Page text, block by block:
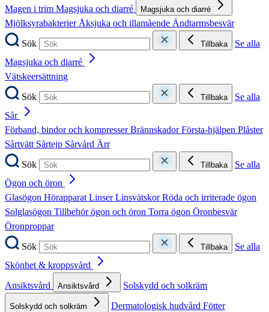
Magen i trim Magsjuka och diarré Magsjuka och diarré
MjölksyrabakterierÅksjuka och illamående Ändtarmsbesvär
Sök
Tillbaka
Se alla
Magsjuka och diarré
Vätskeersättning
Sök
Tillbaka
Se alla
Sår
Förband, bindor och kompresserBrännskadorFörsta-hjälpen Plåster
Sårtvätt Sårtejp Sårvård Ärr
Sök
Tillbaka
Se alla
Ögon och öron
Glasögon HörapparatLinserLinsvätskorRöda och irriterade ögon
Solglasögon Tillbehör ögon och öron Torra ögon Öronbesvär
Öronproppar
Sök
Tillbaka
Se alla
Skönhet & kroppsvård
Ansiktsvård
Ansiktsvård Solskydd och solkräm
Solskydd och solkräm Dermatologisk hudvård Fötter